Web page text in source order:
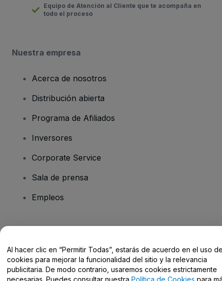
Equipo de Atención al Cliente que te acompaña en
todo el proceso
Nuestra empresa
Acerca de nosotros
Distribución abierta
Programa de Afiliados
Inversores
Corporate Service
Sala de prensa
Empleos
Centro de Ayuda / Contacto
Al hacer clic en “Permitir Todas”, estarás de acuerdo en el uso
cookies para mejorar la funcionalidad del sitio y la relevancia
publicitaria. De modo contrario, usaremos cookies estrictamente
necesarias. Puedes consultar nuestra Política de Cookies para